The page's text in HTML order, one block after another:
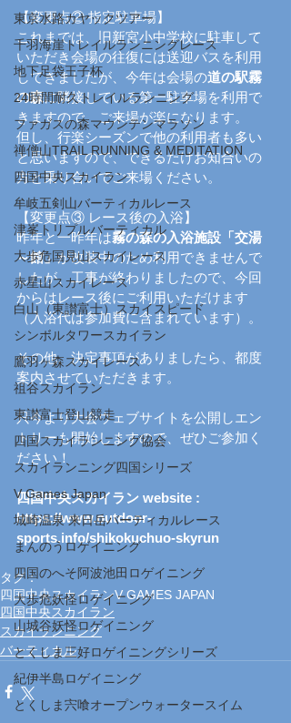
東京水路カヤックツアー
千羽海崖トレイルランニングレース
地下足袋王子杯
24時間耐久トレイルランニング
ファガスの森マウンテンマラソン
禅僧山TRAIL RUNNING & MEDITATION
四国中央スカイラン
牟岐五剣山バーティカルレース
津峯トリプルバーティカル
大歩危国見山スカイレース
赤星山スカイレース
白山（東讃富士）スカイスピード
シンボルタワースカイラン
鷹羽ヶ森スカイレース
祖谷スカイラン
東讃富士登山競走
四国スカイランニング協会
スカイランニング四国シリーズ
V Games Japan
城崎温泉 来日岳バーティカルレース
まんのうロゲイニング
四国のへそ阿波池田ロゲイニング
大歩危妖怪ロゲイニング
山城谷妖怪ロゲイニング
とくしま三好ロゲイニングシリーズ
紀伊半島ロゲイニング
とくしま宍喰オープンウォータースイム
【変更点② 指定駐車場】
これまでは、旧新宮小中学校に駐車して
いただき会場の往復には送迎バスを利用
してきましたが、今年は会場の道の駅霧
の森に隣接している第一駐車場を利用で
きますので、ご来場が楽になります。
但し、行楽シーズンで他の利用者も多い
と思いますので、できるだけお知合いの
方と乗り合いでご来場ください。
【変更点③ レース後の入浴】
昨年と一昨年は霧の森の入浴施設「交湯
～館」が改装中のため利用できませんで
したが、工事が終わりましたので、今回
からはレース後にご利用いただけます
（入浴代は参加費に含まれています）。
その他、決定事項がありましたら、都度
案内させていただきます。
只今より大会ウェブサイトを公開しエン
トリーも開始しますので、ぜひご参加く
ださい！
四国中央スカイラン website :
https://www.outdoor-
sports.info/shikokuchuo-skyrun
タグ：
四国中央スカイランV GAMES JAPAN
四国中央スカイラン
スカイランニング
バーティカル